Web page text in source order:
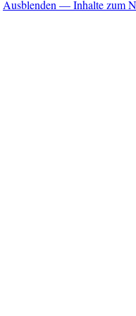
Ausblenden — Inhalte zum